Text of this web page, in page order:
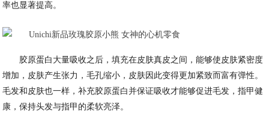
率也显著提高。
胶原蛋白大量吸收之后，填充在皮肤真皮之间，能够使皮肤紧密度
增加，皮肤产生张力，毛孔缩小，皮肤因此变得更加紧致而富有弹性。
毛发和皮肤也一样，补充胶原蛋白并保证吸收才能够促进毛发，指甲健
康，保持头发与指甲的柔软亮泽。